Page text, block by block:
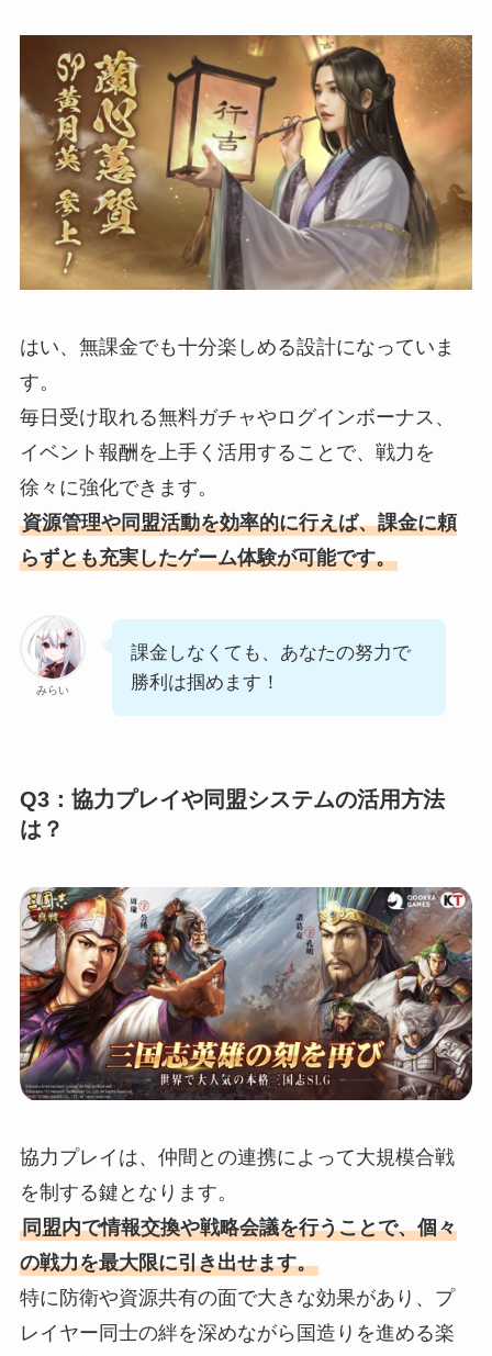
はい、無課金でも十分楽しめる設計になっていま
す。
毎日受け取れる無料ガチャやログインボーナス、
イベント報酬を上手く活用することで、戦力を
徐々に強化できます。
資源管理や同盟活動を効率的に行えば、課金に頼
らずとも充実したゲーム体験が可能です。
みらい
課金しなくても、あなたの努力で
勝利は掴めます！
Q3：協力プレイや同盟システムの活用方法
は？
協力プレイは、仲間との連携によって大規模合戦
を制する鍵となります。
同盟内で情報交換や戦略会議を行うことで、個々
の戦力を最大限に引き出せます。
特に防衛や資源共有の面で大きな効果があり、プ
レイヤー同士の絆を深めながら国造りを進める楽